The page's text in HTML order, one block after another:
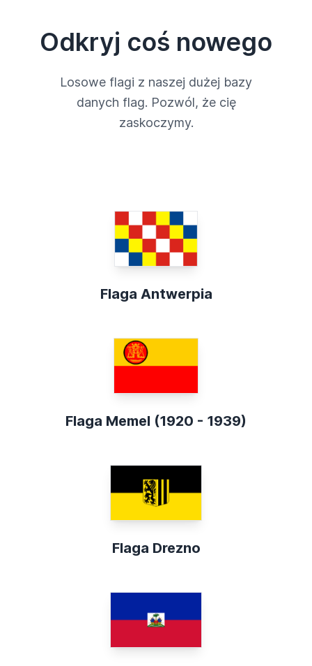
Odkryj coś nowego
Losowe flagi z naszej dużej bazy
danych flag. Pozwól, że cię
zaskoczymy.
Flaga Antwerpia
Flaga Memel (1920 - 1939)
Flaga Drezno